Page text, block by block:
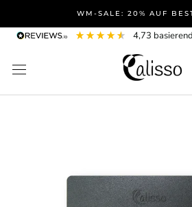
Inhalt
WM-SALE: 20% AUF
4,73